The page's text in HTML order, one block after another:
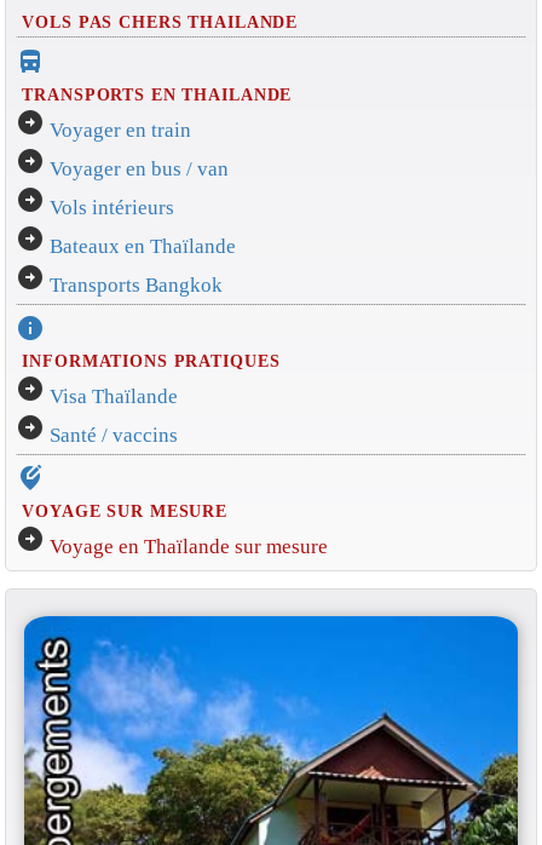
VOLS PAS CHERS THAILANDE
directions_bus_filled
TRANSPORTS EN THAILANDE
arrow_circle_right Voyager en train
arrow_circle_right Voyager en bus / van
arrow_circle_right Vols intérieurs
arrow_circle_right Bateaux en Thaïlande
arrow_circle_right Transports Bangkok
info
INFORMATIONS PRATIQUES
arrow_circle_right Visa Thaïlande
arrow_circle_right Santé / vaccins
edit_location_alt
VOYAGE SUR MESURE
arrow_circle_right Voyage en Thaïlande sur mesure